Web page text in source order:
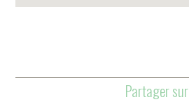
Partager sur